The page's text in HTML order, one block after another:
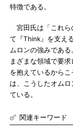
特徴である。
宮田氏は「これら
て『Think』を支え
ムロンの強みであ
まざまな領域で要
を抱えているから
は、こうしたオム
ている。
関連キーワード